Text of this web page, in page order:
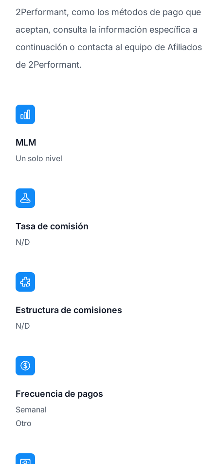
2Performant, como los métodos de pago que
aceptan, consulta la información específica a
continuación o contacta al equipo de Afiliados
de 2Performant.
MLM
Un solo nivel
Tasa de comisión
N/D
Estructura de comisiones
N/D
Frecuencia de pagos
Semanal
Otro